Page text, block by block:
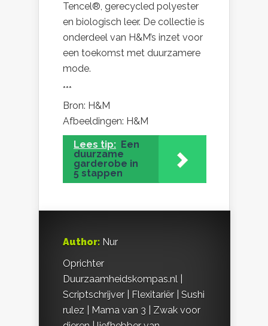
Tencel®, gerecycled polyester
en biologisch leer. De collectie is
onderdeel van H&M’s inzet voor
een toekomst met duurzamere
mode.
***
Bron: H&M
Afbeeldingen: H&M
Lees tip: Een
duurzame
garderobe in
5 stappen
Author: Nur
Oprichter
Duurzaamheidskompas.nl |
Scriptschrijver | Flexitariër | Sushi
rulez | Mama van 3 | Zwak voor